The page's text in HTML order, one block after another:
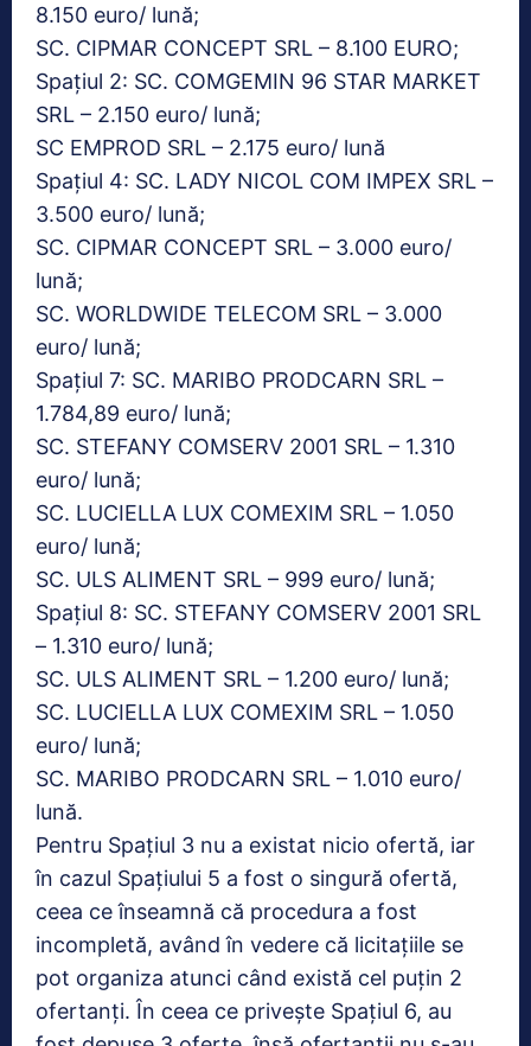
8.150 euro/ lună;
SC. CIPMAR CONCEPT SRL – 8.100 EURO;
Spațiul 2: SC. COMGEMIN 96 STAR MARKET
SRL – 2.150 euro/ lună;
SC EMPROD SRL – 2.175 euro/ lună
Spațiul 4: SC. LADY NICOL COM IMPEX SRL –
3.500 euro/ lună;
SC. CIPMAR CONCEPT SRL – 3.000 euro/
lună;
SC. WORLDWIDE TELECOM SRL – 3.000
euro/ lună;
Spațiul 7: SC. MARIBO PRODCARN SRL –
1.784,89 euro/ lună;
SC. STEFANY COMSERV 2001 SRL – 1.310
euro/ lună;
SC. LUCIELLA LUX COMEXIM SRL – 1.050
euro/ lună;
SC. ULS ALIMENT SRL – 999 euro/ lună;
Spațiul 8: SC. STEFANY COMSERV 2001 SRL
– 1.310 euro/ lună;
SC. ULS ALIMENT SRL – 1.200 euro/ lună;
SC. LUCIELLA LUX COMEXIM SRL – 1.050
euro/ lună;
SC. MARIBO PRODCARN SRL – 1.010 euro/
lună.
Pentru Spațiul 3 nu a existat nicio ofertă, iar
în cazul Spațiului 5 a fost o singură ofertă,
ceea ce înseamnă că procedura a fost
incompletă, având în vedere că licitațiile se
pot organiza atunci când există cel puțin 2
ofertanți. În ceea ce privește Spațiul 6, au